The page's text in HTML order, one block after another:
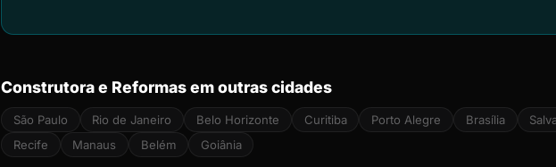
Construtora e Reformas em outras cidades
São Paulo Rio de Janeiro Belo Horizonte Curitiba Porto Alegre Brasília
Recife
Manaus Belém Goiânia